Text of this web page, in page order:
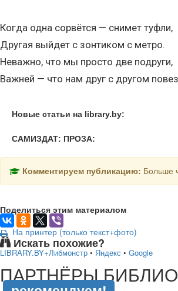
Когда одна сорвётся — снимет туфли,
Другая выйдет с зонтиком с метро.
Неважно, что мы просто две подруги,
Важней — что нам друг с другом
Новые статьи на library.by:
САМИЗДАТ: ПРОЗА:
Комментируем публикацию: Больше
Поделиться этим материалом
На принтер (только текст+фото)
Искать похожие?
LIBRARY.BY+Либмонстр • Яндекс • Google
ПАРТНЁРЫ